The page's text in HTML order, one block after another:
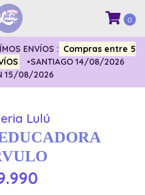
ENVÍOS : Compras entre 5
•SANTIAGO 14/08/2026
15/08/2026
0
Lulú